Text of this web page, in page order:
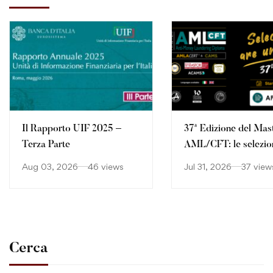
Il Rapporto UIF 2025 –
Terza Parte
Aug 03, 2026 46 views
37ª Edizione del
AML/CFT: le
Jul 31, 2026 37
Cerca